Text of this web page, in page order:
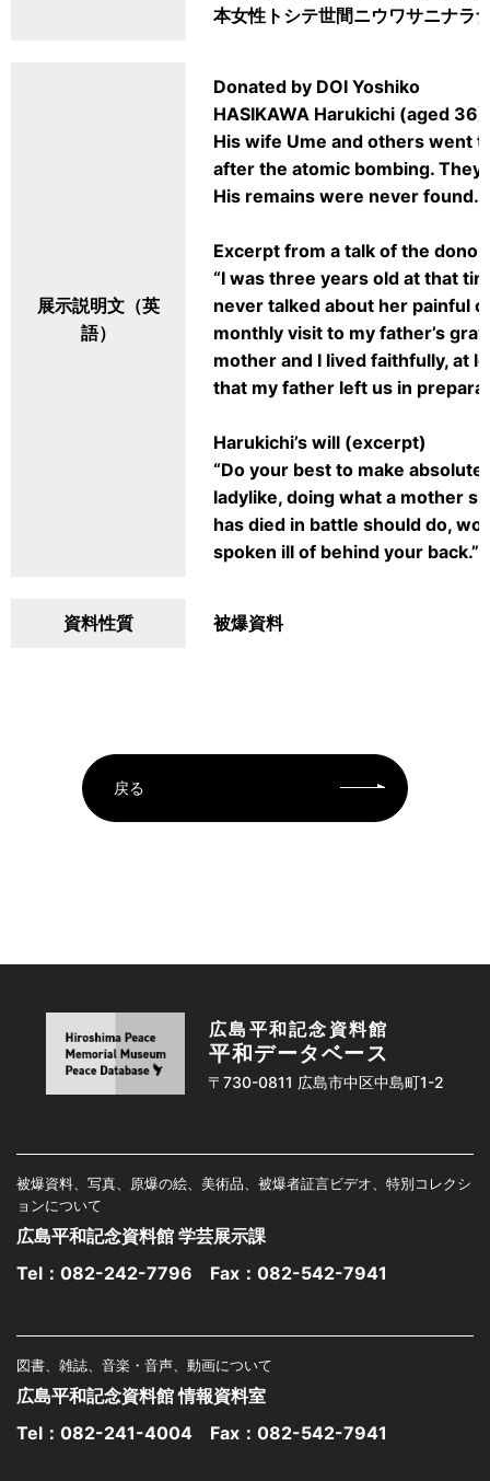
本女性トシテ世間ニウワサニナラ
展示説明文（英
語）
Donated by DOI Yoshiko
HASIKAWA Harukichi (aged
His wife Ume and others went
after the atomic bombing.
His remains were never found.
Excerpt from a talk of the
“I was three years old at that
never talked about her painful
monthly visit to my father’s
mother and I lived faithfully, at
that my father left us in
Harukichi’s will (excerpt)
“Do your best to make
ladylike, doing what a mother
has died in battle should do,
spoken ill of behind your back.”
資料性質 被爆資料
戻る
広島平和記念資料館
平和データベース
〒730-0811 広島市中区中島町1-2
被爆資料、写真、原爆の絵、美術品、被爆者証言ビデオ、特別コレクシ
ョンについて
広島平和記念資料館 学芸展示課
Tel： 082-242-7796 Fax：082-542-7941
図書、雑誌、音楽・音声、動画について
広島平和記念資料館 情報資料室
Tel： 082-241-4004 Fax：082-542-7941